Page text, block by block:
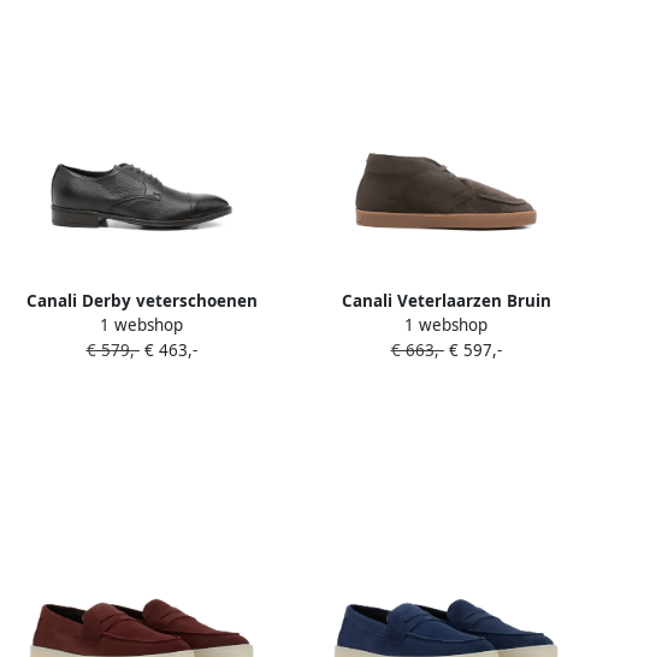
Canali Derby veterschoenen
Bruin
1 webshop
€ 579,-€ 463,-
Canali Veterlaarzen Bruin
1 webshop
€ 663,-€ 597,-